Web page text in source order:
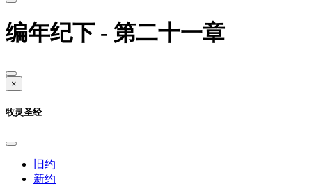
编年纪下 - 第二十一章
×
牧灵圣经
旧约
新约